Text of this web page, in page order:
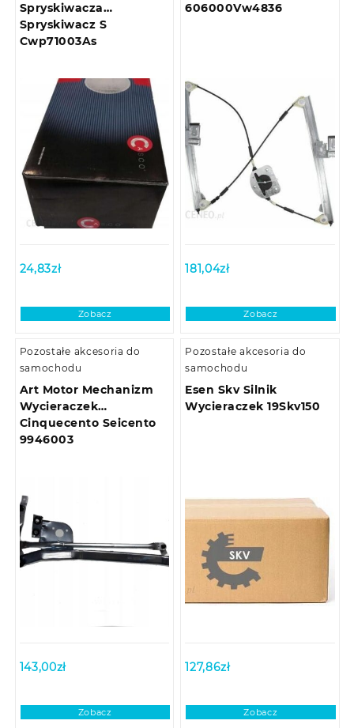
Spryskiwacza
Spryskiwacz S
Cwp71003As
24,83zł
Zobacz
606000Vw4836
181,04zł
Zobacz
Pozostałe akcesoria do
samochodu
Art Motor Mechanizm
Wycieraczek
Cinquecento Seicento
9946003
143,00zł
Zobacz
Pozostałe akcesoria do
samochodu
Esen Skv Silnik
Wycieraczek 19Skv150
127,86zł
Zobacz